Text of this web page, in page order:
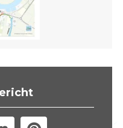
"